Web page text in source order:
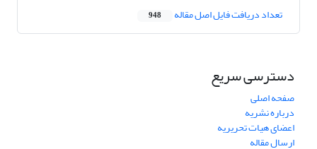
تعداد دریافت فایل اصل مقاله 948
دسترسی سریع
صفحه اصلی
درباره نشریه
اعضای هیات تحریریه
ارسال مقاله